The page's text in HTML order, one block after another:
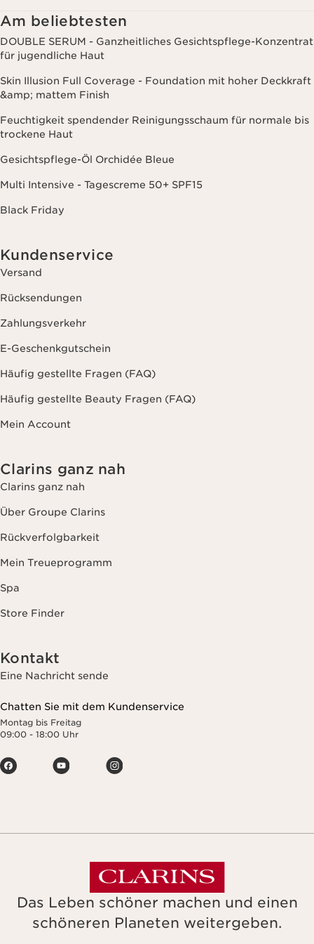
Websites Dritter, sowie für analytische Zwecke.
Am beliebtesten
DOUBLE SERUM - Ganzheitliches Gesichtspflege-Konzentrat
für jugendliche Haut
Skin Illusion Full Coverage - Foundation mit hoher Deckkraft
&amp; mattem Finish
Feuchtigkeit spendender Reinigungsschaum für normale bis
trockene Haut
Gesichtspflege-Öl Orchidée Bleue
Multi Intensive - Tagescreme 50+ SPF15
Black Friday
Kundenservice
Versand
Rücksendungen
Zahlungsverkehr
E-Geschenkgutschein
Häufig gestellte Fragen (FAQ)
Häufig gestellte Beauty Fragen (FAQ)
Mein Account
Clarins ganz nah
Clarins ganz nah
Über Groupe Clarins
Rückverfolgbarkeit
Mein Treueprogramm
Spa
Store Finder
Kontakt
Eine Nachricht sende
Chatten Sie mit dem Kundenservice
Montag bis Freitag
09:00 - 18:00 Uhr
Das Leben schöner machen und einen
schöneren Planeten weitergeben.